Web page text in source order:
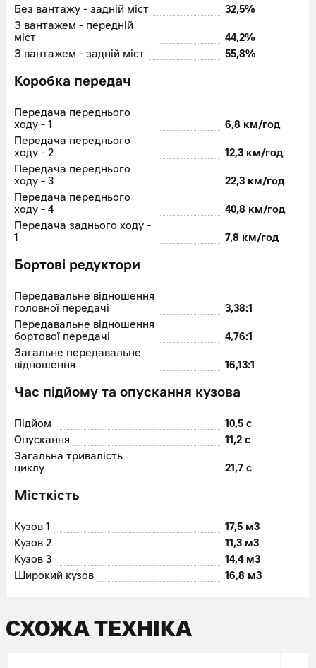
Без вантажу - задній міст
32,5%
З вантажем - передній
міст
44,2%
З вантажем - задній міст
55,8%
Коробка передач
Передача переднього
ходу - 1
6,8 км/год
Передача переднього
ходу - 2
12,3 км/год
Передача переднього
ходу - 3
22,3 км/год
Передача переднього
ходу - 4
40,8 км/год
Передача заднього ходу -
1
7,8 км/год
Бортові редуктори
Передавальне відношення
головної передачі
3,38:1
Передавальне відношення
бортової передачі
4,76:1
Загальне передавальне
відношення
16,13:1
Час підйому та опускання кузова
Підйом
10,5 с
Опускання
11,2 с
Загальна тривалість
циклу
21,7 с
Місткість
Кузов 1 17,5 м3
Кузов 2
11,3 м3
Кузов 3
14,4 м3
Широкий кузов
16,8 м3
СХОЖА ТЕХНІКА